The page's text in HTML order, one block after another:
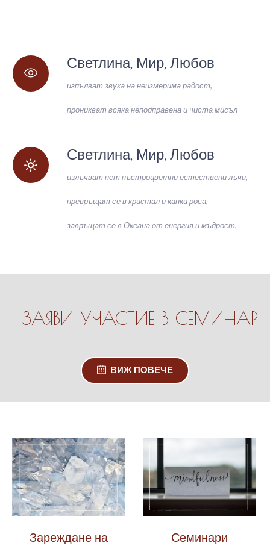
Светлина, Мир, Любов
изпълват звука на неизмерима радост,
проникват всяка неподправена и чиста мисъл
Светлина, Мир, Любов
излъчват пет пъстроцветни естествени лъчи,
превръщат се в кристал и капки роса,
завръщат се в Океана от енергия и мъдрост.
ЗАЯВИ УЧАСТИЕ В СЕМИНАР
ВИЖ ПОВЕЧЕ
Зареждане на Семинари